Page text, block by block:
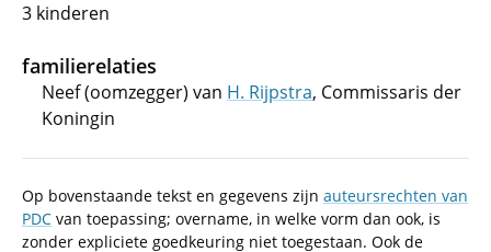
3 kinderen
familierelaties
Neef (oomzegger) van H. Rijpstra, Commissaris der
Koningin
Op bovenstaande tekst en gegevens zijn auteursrechten van
PDC van toepassing; overname, in welke vorm dan ook, is
zonder expliciete goedkeuring niet toegestaan. Ook de